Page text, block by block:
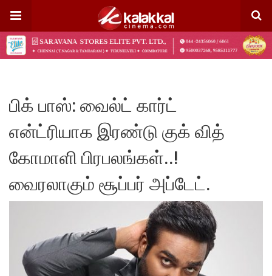
பிக் பாஸ்: வைல்ட் கார்ட்
என்ட்ரியாக இரண்டு குக் வித்
கோமாளி பிரபலங்கள்..!
வைரலாகும் சூப்பர் அப்டேட்.